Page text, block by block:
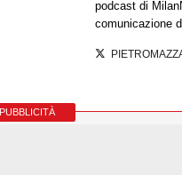
podcast di
comunicazione
PUBBLICITÀ